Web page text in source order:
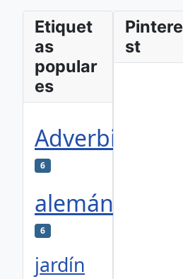
Etiquet
as
popular
es
Adverbios
6
alemán
6
jardín
Pintere
st